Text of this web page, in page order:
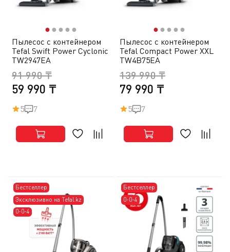
●● ● ● ●
Пылесос с контейнером
Tefal Swift Power Cyclonic
TW2947EA
59 990 ₸
91 990 ₸
5 7
●● ● ● ●
Пылесос с контейнером
Tefal Compact Power XXL
TW4B75EA
79 990 ₸
139 990 ₸
5 7
Бестселлер
Эксклюзивно на Tefal.kz
0-0-4
Бестселлер
0-0-4